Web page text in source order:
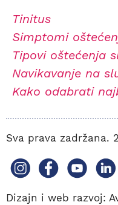
Tinitus
Simptomi
Tipovi oštećenja
Navikavanje na
Kako odabrati
Sva prava zadržana.
Dizajn i web razvoj: